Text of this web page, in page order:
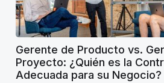
Gerente de Producto vs.
Proyecto: ¿Quién es la
Adecuada para su Negocio?